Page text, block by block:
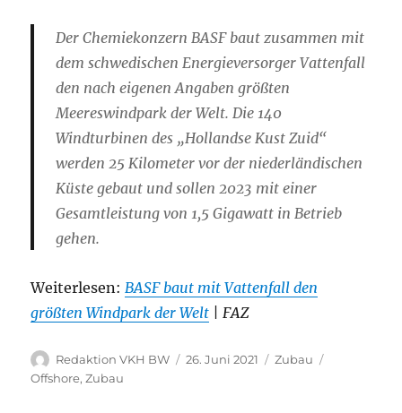
Der Chemiekonzern BASF baut zusammen mit
dem schwedischen Energieversorger Vattenfall
den nach eigenen Angaben größten
Meereswindpark der Welt. Die 140
Windturbinen des „Hollandse Kust Zuid“
werden 25 Kilometer vor der niederländischen
Küste gebaut und sollen 2023 mit einer
Gesamtleistung von 1,5 Gigawatt in Betrieb
gehen.
Weiterlesen:BASF baut mit Vattenfall den
größten Windpark der Welt | FAZ
Autor
Redaktion VKH BW
Veröffentlicht
26. Juni 2021 Kategorien
Zubau
Offshore,Zubau